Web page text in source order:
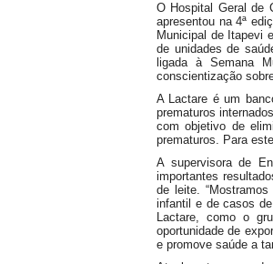
O Hospital Geral de
apresentou na 4ª
Municipal de Itapevi
de unidades de
ligada à Semana
conscientização
A Lactare é um
prematuros
com objetivo de
prematuros. Para
A supervisora de
importantes
de leite.
infantil e de casos
Lactare, como o
oportunidade de
e promove saúde a